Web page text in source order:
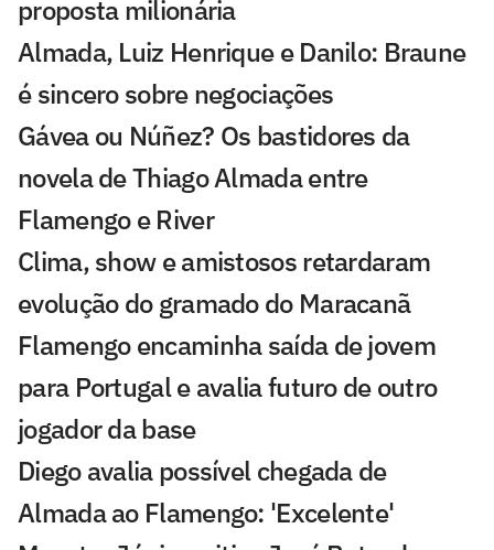
proposta milionária
Almada, Luiz Henrique e Danilo: Braune
é sincero sobre negociações
Gávea ou Núñez? Os bastidores da
novela de Thiago Almada entre
Flamengo e River
Clima, show e amistosos retardaram
evolução do gramado do Maracanã
Flamengo encaminha saída de jovem
para Portugal e avalia futuro de outro
jogador da base
Diego avalia possível chegada de
Almada ao Flamengo: 'Excelente'